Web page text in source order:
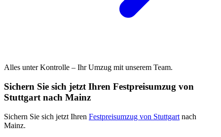
Alles unter Kontrolle – Ihr Umzug mit unserem Team.
Sichern Sie sich jetzt Ihren Festpreisumzug von
Stuttgart nach Mainz
Sichern Sie sich jetzt Ihren Festpreisumzug von Stuttgart nach
Mainz.